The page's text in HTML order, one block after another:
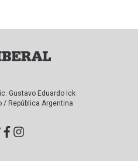
Gustavo Eduardo Ick
/ República Argentina